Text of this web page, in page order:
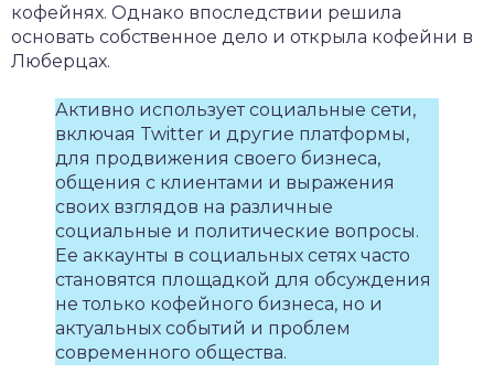
кофейнях. Однако впоследствии решила
основать собственное дело и открыла кофейни в
Люберцах.
Активно использует социальные сети,
включая Twitter и другие платформы,
для продвижения своего бизнеса,
общения с клиентами и выражения
своих взглядов на различные
социальные и политические вопросы.
Ее аккаунты в социальных сетях часто
становятся площадкой для обсуждения
не только кофейного бизнеса, но и
актуальных событий и проблем
современного общества.